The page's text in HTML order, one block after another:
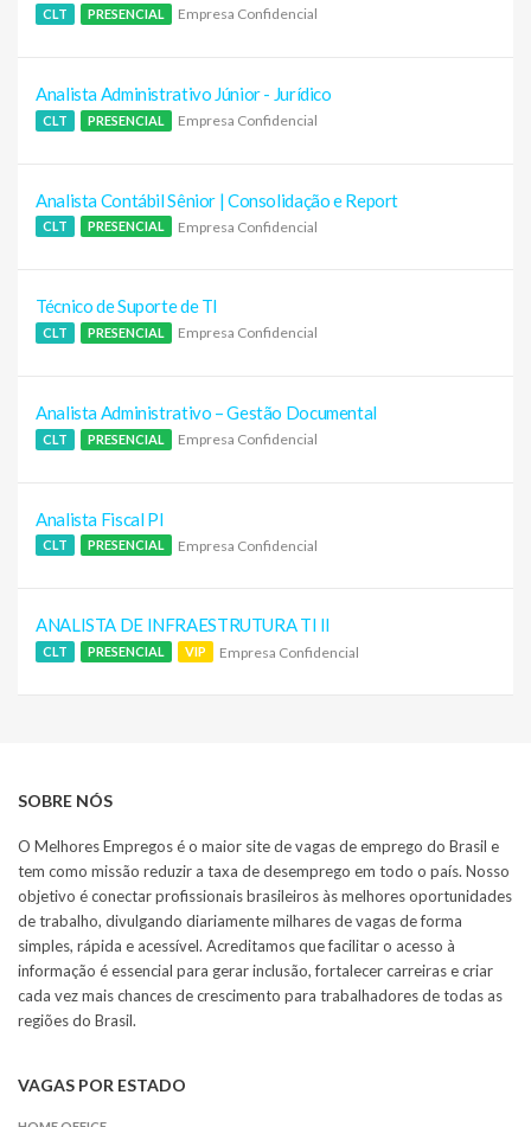
CLT PRESENCIAL Empresa Confidencial
Analista Administrativo Júnior - Jurídico
CLT PRESENCIAL Empresa Confidencial
Analista Contábil Sênior | Consolidação e Report
CLT PRESENCIAL Empresa Confidencial
Técnico de Suporte de TI
CLT PRESENCIAL Empresa Confidencial
Analista Administrativo – Gestão Documental
CLT PRESENCIAL Empresa Confidencial
Analista Fiscal Pl
CLT PRESENCIAL Empresa Confidencial
ANALISTA DE INFRAESTRUTURA TI II
CLT PRESENCIAL VIP Empresa Confidencial
SOBRE NÓS
O Melhores Empregos é o maior site de vagas de emprego do Brasil e
tem como missão reduzir a taxa de desemprego em todo o país. Nosso
objetivo é conectar profissionais brasileiros às melhores oportunidades
de trabalho, divulgando diariamente milhares de vagas de forma
simples, rápida e acessível. Acreditamos que facilitar o acesso à
informação é essencial para gerar inclusão, fortalecer carreiras e criar
cada vez mais chances de crescimento para trabalhadores de todas as
regiões do Brasil.
VAGAS POR ESTADO